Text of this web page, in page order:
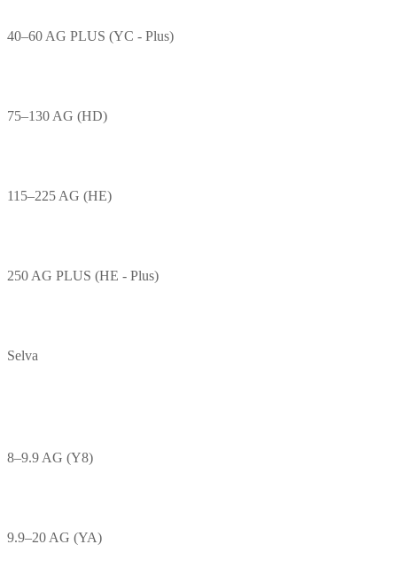
40–60 AG PLUS (YC - Plus)
75–130 AG (HD)
115–225 AG (HE)
250 AG PLUS (HE - Plus)
Selva
8–9.9 AG (Y8)
9.9–20 AG (YA)